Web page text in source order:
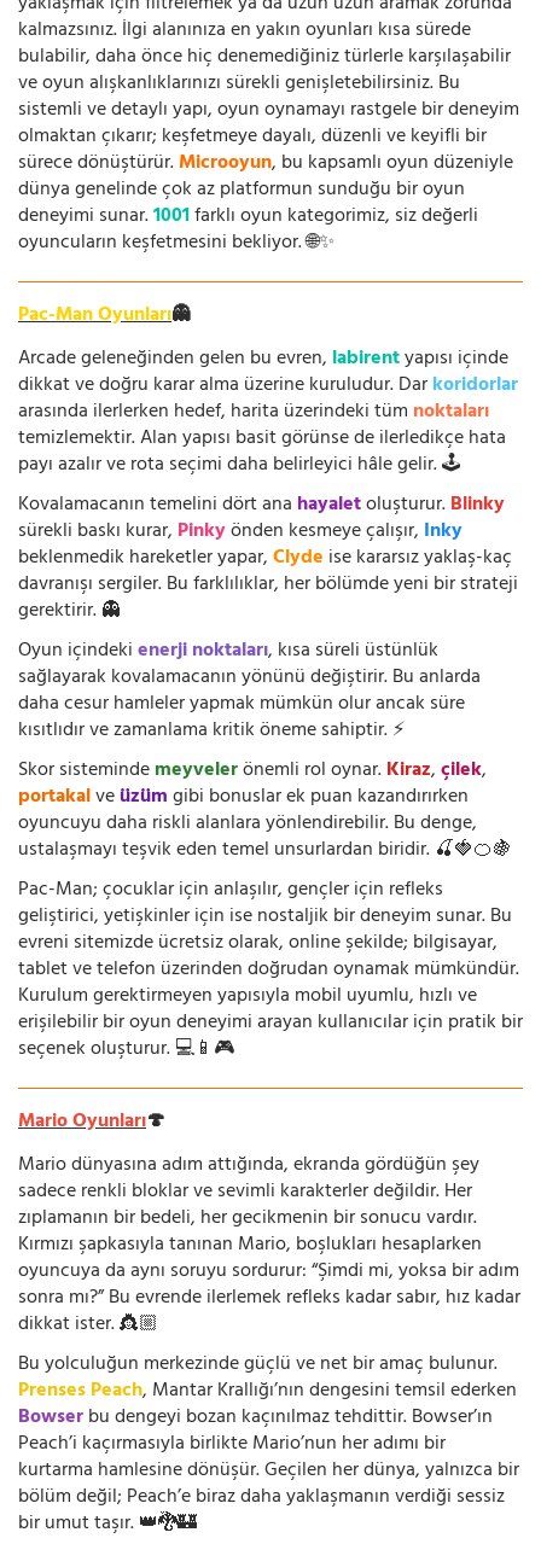
kalmazsınız. İlgi alanınıza en yakın oyunları kısa sürede
bulabilir, daha önce hiç denemediğiniz türlerle karşılaşabilir
ve oyun alışkanlıklarınızı sürekli genişletebilirsiniz. Bu
sistemli ve detaylı yapı, oyun oynamayı rastgele bir deneyim
olmaktan çıkarır; keşfetmeye dayalı, düzenli ve keyifli bir
sürece dönüştürür.Microoyun, bu kapsamlı oyun düzeniyle
dünya genelinde çok az platformun sunduğu bir oyun
deneyimi sunar.1001farklı oyun kategorimiz, siz değerli
oyuncuların keşfetmesini bekliyor. 🌐✨
Pac-Man Oyunları👻
Arcade geleneğinden gelen bu evren, labirentyapısı içinde
dikkat ve doğru karar alma üzerine kuruludur. Darkoridorlar
arasında ilerlerken hedef, harita üzerindeki tüm noktaları
temizlemektir. Alan yapısı basit görünse de ilerledikçe hata
payı azalır ve rota seçimi daha belirleyici hâle gelir. 🕹️
Kovalamacanın temelini dört ana hayaletoluşturur.Blinky
sürekli baskı kurar, Pinkyönden kesmeye çalışır, Inky
beklenmedik hareketler yapar,Clyde ise kararsız yaklaş-kaç
davranışı sergiler. Bu farklılıklar, her bölümde yeni bir strateji
gerektirir. 👻
Oyun içindekienerji noktaları, kısa süreli üstünlük
sağlayarak kovalamacanın yönünü değiştirir. Bu anlarda
daha cesur hamleler yapmak mümkün olur ancak süre
kısıtlıdır ve zamanlama kritik öneme sahiptir. ⚡
Skor sistemindemeyvelerönemli rol oynar.Kiraz,çilek,
portakalveüzümgibi bonuslar ek puan kazandırırken
oyuncuyu daha riskli alanlara yönlendirebilir. Bu denge,
ustalaşmayı teşvik eden temel unsurlardan biridir. 🍒🍓🍊🍇
Pac-Man; çocuklar için anlaşılır, gençler için refleks
geliştirici, yetişkinler için ise nostaljik bir deneyim sunar. Bu
evreni sitemizde ücretsiz olarak, online şekilde; bilgisayar,
tablet ve telefon üzerinden doğrudan oynamak mümkündür.
Kurulum gerektirmeyen yapısıyla mobil uyumlu, hızlı ve
erişilebilir bir oyun deneyimi arayan kullanıcılar için pratik bir
seçenek oluşturur. 💻📱🎮
Mario Oyunları🍄
Mario dünyasına adım attığında, ekranda gördüğün şey
sadece renkli bloklar ve sevimli karakterler değildir. Her
zıplamanın bir bedeli, her gecikmenin bir sonucu vardır.
Kırmızı şapkasıyla tanınan Mario, boşlukları hesaplarken
oyuncuya da aynı soruyu sordurur: “Şimdi mi, yoksa bir adım
sonra mı?” Bu evrende ilerlemek refleks kadar sabır, hız kadar
dikkat ister. 👸🏼
Bu yolculuğun merkezinde güçlü ve net bir amaç bulunur.
Prenses Peach, Mantar Krallığı’nın dengesini temsil ederken
Bowserbu dengeyi bozan kaçınılmaz tehdittir. Bowser’ın
Peach’i kaçırmasıyla birlikte Mario’nun her adımı bir
kurtarma hamlesine dönüşür. Geçilen her dünya, yalnızca bir
bölüm değil; Peach’e biraz daha yaklaşmanın verdiği sessiz
bir umut taşır. 👑🐉🏰